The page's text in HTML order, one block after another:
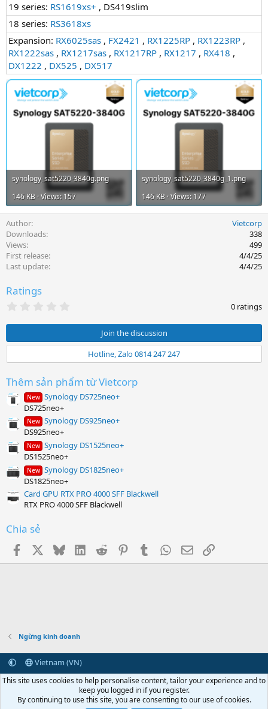
19 series: RS1619xs+ , DS419slim
18 series: RS3618xs
Expansion: RX6025sas , FX2421 , RX1225RP , RX1223RP ,
RX1222sas , RX1217sas , RX1217RP , RX1217 , RX418 ,
DX1222 , DX525 , DX517
synology_sat5220-3840g.png
146 KB · Views: 157
synology_sat5220-3840g_1.png
146 KB · Views: 177
Author
Vietcorp
Downloads
338
Views
499
First release
4/4/25
Last update
4/4/25
Ratings
0
s
t
(
s
)
0 ratings
Join the discussion
Hotline, Zalo 0814 247 247
Thêm sản phẩm từ Vietcorp
New Synology DS725neo+
DS725neo+
New Synology DS925neo+
DS925neo+
New Synology DS1525neo+
DS1525neo+
New Synology DS1825neo+
DS1825neo+
Card GPU RTX PRO 4000 SFF Blackwell
RTX PRO 4000 SFF Blackwell
Chia sẻ
Facebook BlueskyLinkedInReddit PinterestTumblr WhatsApp
EmailLink
Ngừng kinh doanh
Vietnam (VN)
Terms and rules
Privacy policy Help Home
R
Vietcorp.com Synology vCloudPoint NComputing Centerm
This site uses cookies to help personalise content, tailor your experience and to
keep you logged in if you register.
By continuing to use this site, you are consenting to our use of cookies.